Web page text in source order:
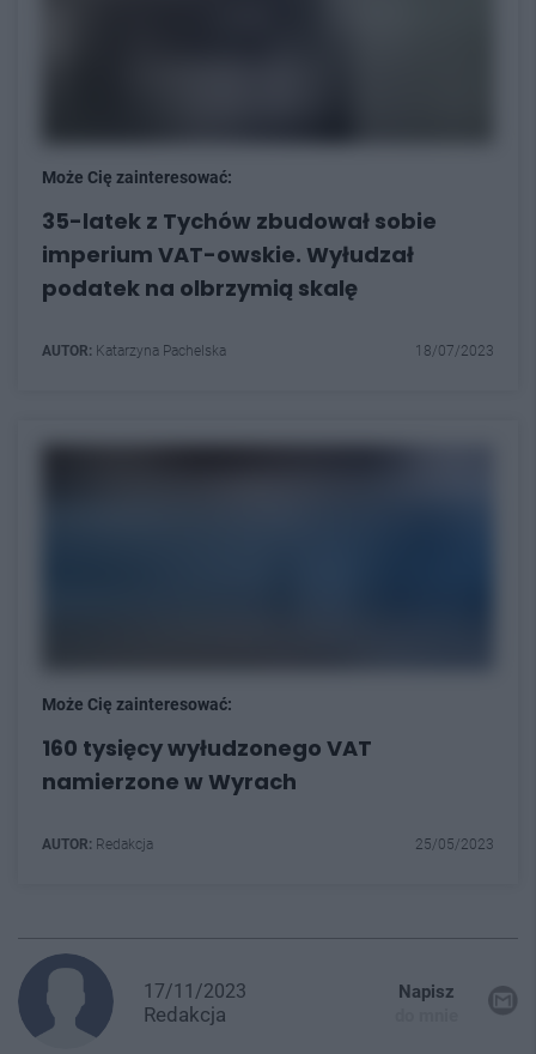
Może Cię zainteresować:
35-latek z Tychów zbudował sobie
imperium VAT-owskie. Wyłudzał
podatek na olbrzymią skalę
AUTOR: Katarzyna Pachelska 18/07/2023
Może Cię zainteresować:
160 tysięcy wyłudzonego VAT
namierzone w Wyrach
AUTOR: Redakcja 25/05/2023
17/11/2023
Redakcja
Napisz